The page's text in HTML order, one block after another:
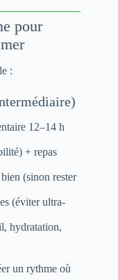
pour
:
12–14 h
+ repas
(sinon rester
(éviter ultra-
hydratation,
un rythme où